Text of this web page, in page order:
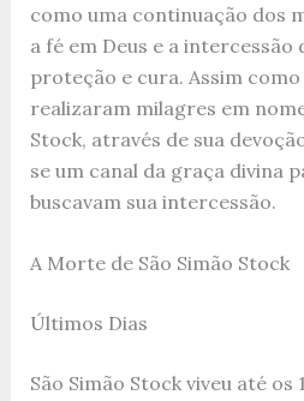
como uma continuação dos
a fé em Deus e a
proteção e cura. Assim
realizaram milagres em
Stock, através de sua
se um canal da graça divina
buscavam sua intercessão.
A Morte de São Simão Stock
Últimos Dias
São Simão Stock viveu até os